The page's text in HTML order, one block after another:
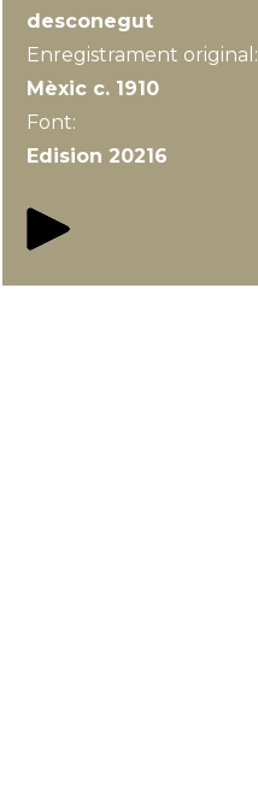
desconegut
Enregistrament original:
Mèxic c. 1910
Font:
Edision 20216